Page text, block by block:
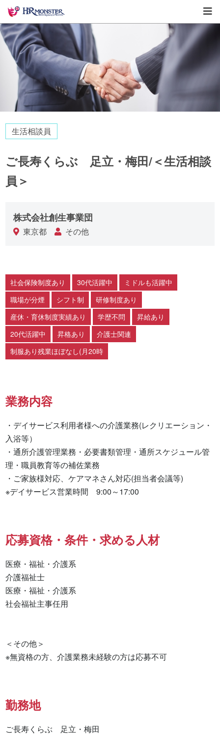
生活相談員
ご長寿くらぶ 足立・梅田/＜生活相談
員＞
株式会社創生事業団
東京都 その他
社会保険制度あり 30代活躍中
ミドルも活躍中
職場が分煙
シフト制
研修制度あり
産休・育休制度実績あり
学歴不問
昇給あり
20代活躍中
昇格あり
介護士関連
制服あり残業ほぼなし(月20時
業務内容
・デイサービス利用者様への介護業務(レクリエーション・
入浴等）
・通所介護管理業務・必要書類管理・通所スケジュール管
理・職員教育等の補佐業務
・ご家族様対応、ケアマネさん対応(担当者会議等)
※デイサービス営業時間　9:00～17:00
応募資格・条件・求める人材
医療・福祉・介護系
介護福祉士
医療・福祉・介護系
社会福祉主事任用
＜その他＞
※無資格の方、介護業務未経験の方は応募不可
勤務地
ご長寿くらぶ　足立・梅田